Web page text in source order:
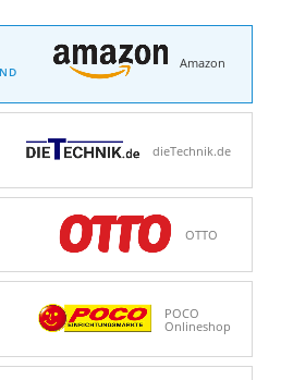
Amazon
dieTechnik.de
OTTO
POCO
Onlineshop